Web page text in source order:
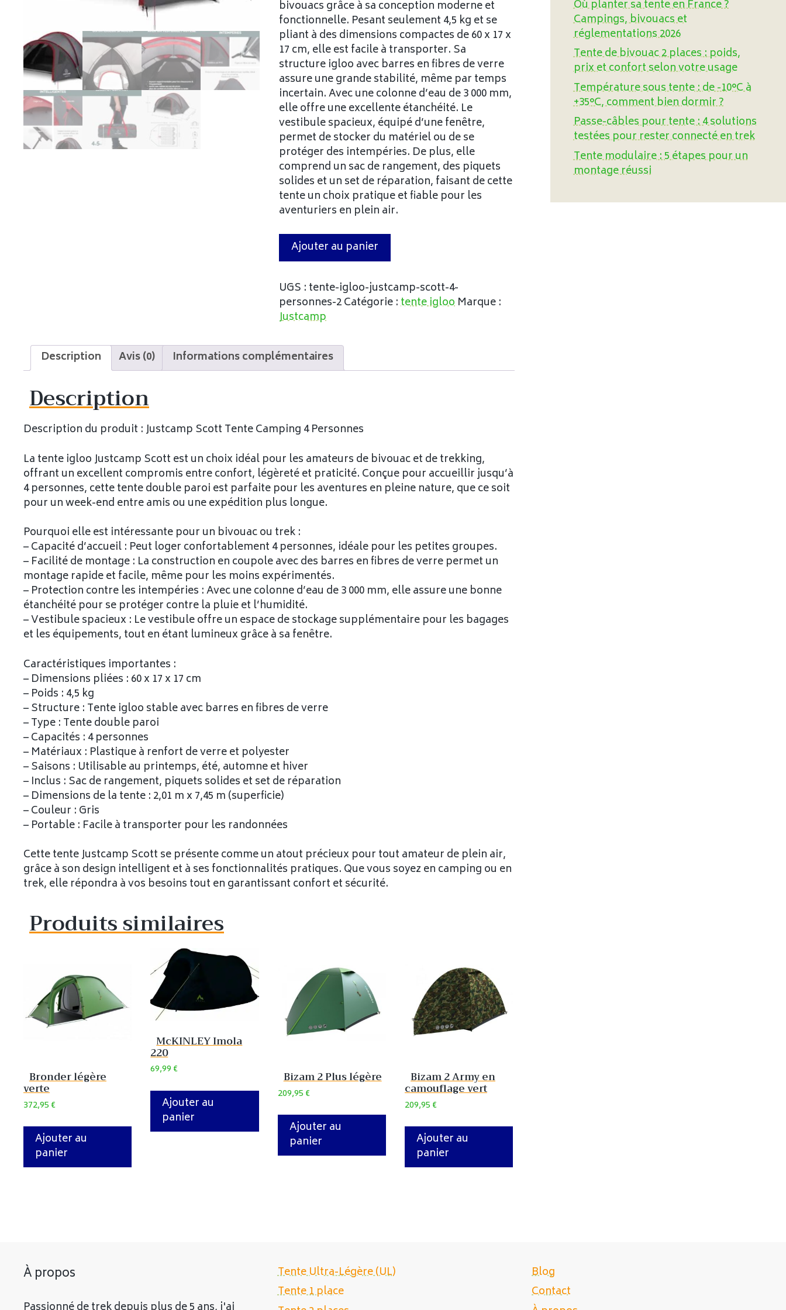
bivouacs grâce à sa conception moderne et
fonctionnelle. Pesant seulement 4,5 kg et se
pliant à des dimensions compactes de 60 x 17 x
17 cm, elle est facile à transporter. Sa
structure igloo avec barres en fibres de verre
assure une grande stabilité, même par temps
incertain. Avec une colonne d’eau de 3 000 mm,
elle offre une excellente étanchéité. Le
vestibule spacieux, équipé d’une fenêtre,
permet de stocker du matériel ou de se
protéger des intempéries. De plus, elle
comprend un sac de rangement, des piquets
solides et un set de réparation, faisant de cette
tente un choix pratique et fiable pour les
aventuriers en plein air.
Ajouter au panier
UGS : tente-igloo-justcamp-scott-4-
personnes-2Catégorie :tente igloo Marque :
Justcamp
Description Avis (0) Informations complémentaires
Description
Description du produit : Justcamp Scott Tente Camping 4 Personnes
La tente igloo Justcamp Scott est un choix idéal pour les amateurs de bivouac et de trekking,
offrant un excellent compromis entre confort, légèreté et praticité. Conçue pour accueillir jusqu’à
4 personnes, cette tente double paroi est parfaite pour les aventures en pleine nature, que ce soit
pour un week-end entre amis ou une expédition plus longue.
Pourquoi elle est intéressante pour un bivouac ou trek :
– Capacité d’accueil : Peut loger confortablement 4 personnes, idéale pour les petites groupes.
– Facilité de montage : La construction en coupole avec des barres en fibres de verre permet un
montage rapide et facile, même pour les moins expérimentés.
– Protection contre les intempéries : Avec une colonne d’eau de 3 000 mm, elle assure une bonne
étanchéité pour se protéger contre la pluie et l’humidité.
– Vestibule spacieux : Le vestibule offre un espace de stockage supplémentaire pour les bagages
et les équipements, tout en étant lumineux grâce à sa fenêtre.
Caractéristiques importantes :
– Dimensions pliées : 60 x 17 x 17 cm
– Poids : 4,5 kg
– Structure : Tente igloo stable avec barres en fibres de verre
– Type : Tente double paroi
– Capacités : 4 personnes
– Matériaux : Plastique à renfort de verre et polyester
– Saisons : Utilisable au printemps, été, automne et hiver
– Inclus : Sac de rangement, piquets solides et set de réparation
– Dimensions de la tente : 2,01 m x 7,45 m (superficie)
– Couleur : Gris
– Portable : Facile à transporter pour les randonnées
Cette tente Justcamp Scott se présente comme un atout précieux pour tout amateur de plein air,
grâce à son design intelligent et à ses fonctionnalités pratiques. Que vous soyez en camping ou en
trek, elle répondra à vos besoins tout en garantissant confort et sécurité.
Produits similaires
Bronder légère
verte
372,95€
Ajouter au
panier
McKINLEY Imola
220
69,99€
Ajouter au
panier
Bizam 2 Plus légère
209,95€
Ajouter au
panier
Bizam 2 Army en
camouflage vert
209,95€
Ajouter au
panier
Où planter sa tente en France ?
Campings, bivouacs et
réglementations 2026
Tente de bivouac 2 places : poids,
prix et confort selon votre usage
Température sous tente : de -10°C à
+35°C, comment bien dormir ?
Passe-câbles pour tente : 4 solutions
testées pour rester connecté en trek
Tente modulaire : 5 étapes pour un
montage réussi
À propos
Tente Ultra-Légère (UL)
Tente 1 place
Blog
Contact